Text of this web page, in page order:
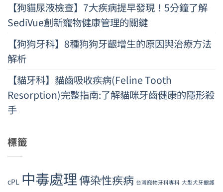
【狗貓尿液檢查】7大疾病提早發現！5分鐘了解
SediVue創新寵物健康管理的關鍵
【狗狗牙科】8種狗狗牙齦增生的原因與治療方法
解析
【貓牙科】貓齒吸收疾病(Feline Tooth
Resorption)完整指南:了解貓咪牙齒健康的隱形殺
手
標籤
cPL 中毒處理傳染性疾病 台灣寵物牙科專科 大型犬牙齦護